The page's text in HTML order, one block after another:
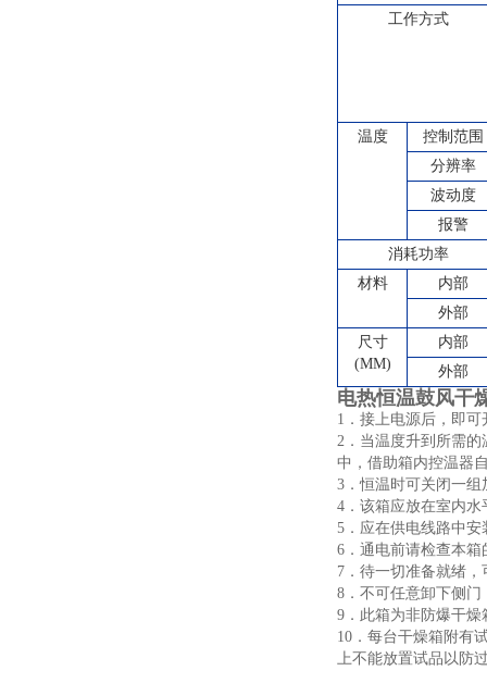
工作方式
温度
控制范围
分辨率
波动度
报警
消耗功率
材料
内部
外部
尺寸
(MM)
内部
外部
电热恒温鼓风干
1 ． 接上电源后，即可
2 ． 当温度升到所需
中，借助箱内控温器
3 ．恒温时可关闭一组
4 ． 该箱应放在室内水
5 ． 应在供电线路中
6 ． 通电前请检查本箱
7 ． 待一切准备就绪，
8 ． 不可任意卸下侧门
9 ． 此箱为非防爆干
10 ． 每台干燥箱附有
上不能放置试品以防